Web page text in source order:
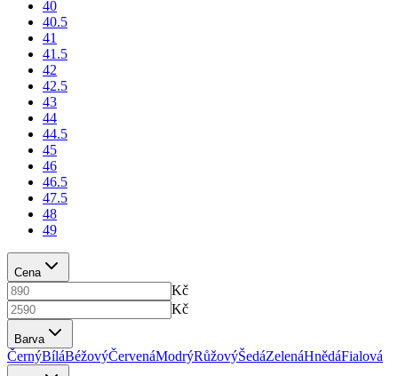
40
40.5
41
41.5
42
42.5
43
44
44.5
45
46
46.5
47.5
48
49
Cena
Kč
Kč
Barva
ČernýBíláBéžovýČervenáModrýRůžovýŠedáZelenáHnědáFialová